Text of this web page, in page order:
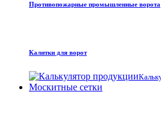
Противопожарные промышленные ворота
Калитки для ворот
Москитные сетки